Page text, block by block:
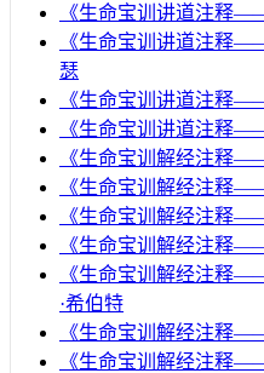
《生命宝训讲道注释
《生命宝训讲道注释
瑟
《生命宝训讲道注释
《生命宝训讲道注释
《生命宝训解经注释
《生命宝训解经注释
《生命宝训解经注释
《生命宝训解经注释
《生命宝训解经注释
·希伯特
《生命宝训解经注释
《生命宝训解经注释